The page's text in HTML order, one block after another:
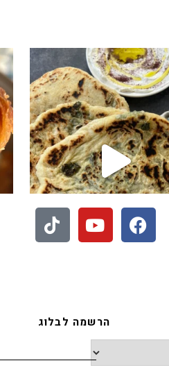
הוא הכי טעים שיש
חובבי הקוקוס קומו
הרשמה לבלוג